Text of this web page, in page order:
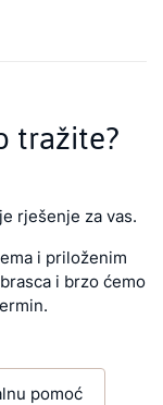
tražite?
rješenje za vas.
i priloženim
i brzo ćemo
pomoć